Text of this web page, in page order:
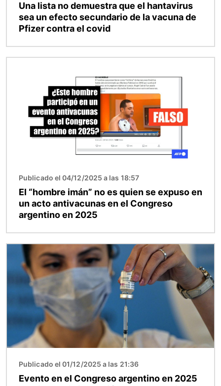
Una lista no demuestra que el hantavirus
sea un efecto secundario de la vacuna de
Pfizer contra el covid
Publicado el 04/12/2025 a las 18:57
El “hombre imán” no es quien se expuso en
un acto antivacunas en el Congreso
argentino en 2025
Imagen
Publicado el 01/12/2025 a las 21:36
Evento en el Congreso argentino en 2025